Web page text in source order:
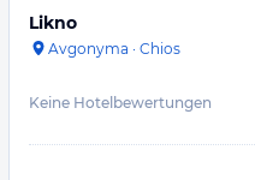
Likno
Avgonyma · Chios
Keine Hotelbewertungen